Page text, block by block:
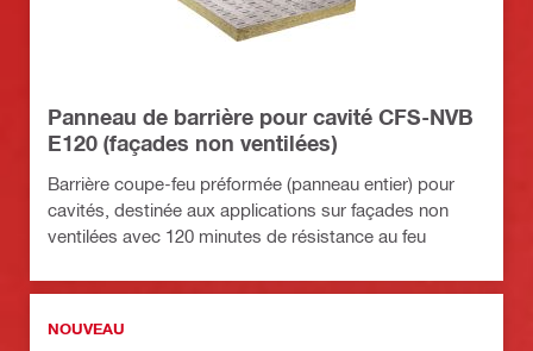
Panneau de barrière pour cavité CFS-NVB
E120 (façades non ventilées)
Barrière coupe-feu préformée (panneau entier) pour
cavités, destinée aux applications sur façades non
ventilées avec 120 minutes de résistance au feu
NOUVEAU